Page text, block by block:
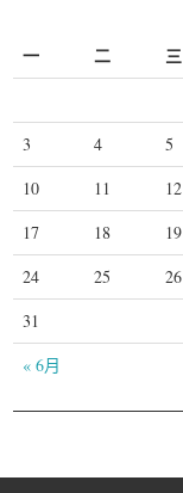
一 二 三
« 6月
3
4 5
10
11 12
17
18 19
24
25 26
31